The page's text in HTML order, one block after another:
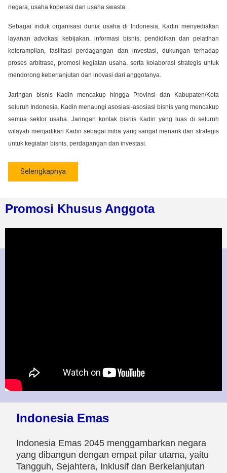
negara, usaha koperasi dan usaha swasta.
Sebagai induk organisasi dunia usaha di Indonesia, Kadin menyediakan
layanan advokasi kebijakan, informasi bisnis, pendidikan dan pelatihan
keterampilan, fasilitasi perdagangan dan investasi, dukungan terhadap
proses arbitrase, promosi kegiatan usaha, serta kolaborasi strategis untuk
mendorong keberlanjutan dan inovasi dari anggotanya.
Jaringan bisnis Kadin mencakup hingga Provinsi dan Kabupaten/Kota
seluruh Indonesia. Kadin menaungi asosiasi-asosiasi bisnis yang mencakup
semua sektor usaha. Jaringan kontak bisnis Kadin yang luas di seluruh
wilayah menjadikan Kadin sebagai mitra yang sangat menarik dan strategis
untuk kegiatan bisnis, perdagangan dan investasi.
Selengkapnya
Promosi Khusus Anggota
Indonesia Emas
Indonesia Emas 2045 menggambarkan negara
yang dibangun dengan empat pilar utama, yaitu
Tangguh, Sejahtera, Inklusif dan Berkelanjutan